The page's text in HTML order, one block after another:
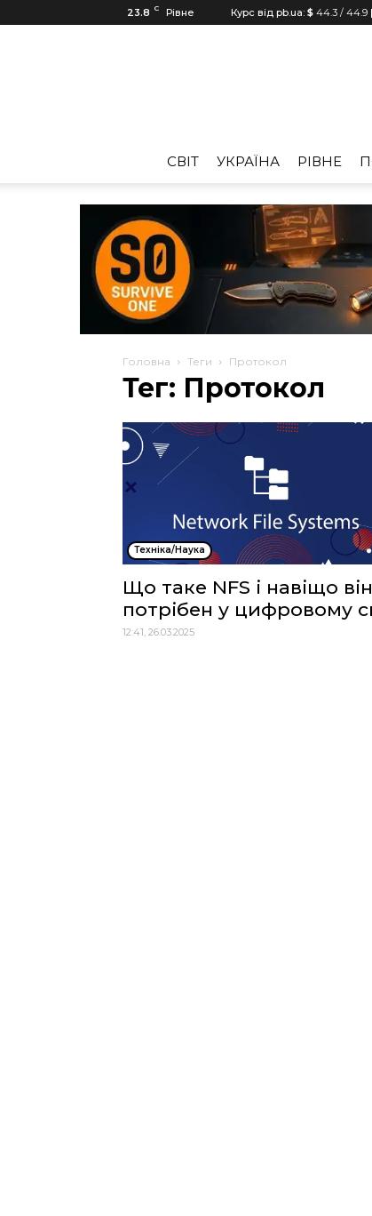
23.8 C Рівне Курс від pb.ua: $ 44.3 / 44.9
CВІТ УКРАЇНА РІВНЕ
Головна Теги Протокол
Тег: Протокол
Техніка/Наука
Що таке NFS і навіщо він
потрібен у цифровому
12:41, 26.03.2025